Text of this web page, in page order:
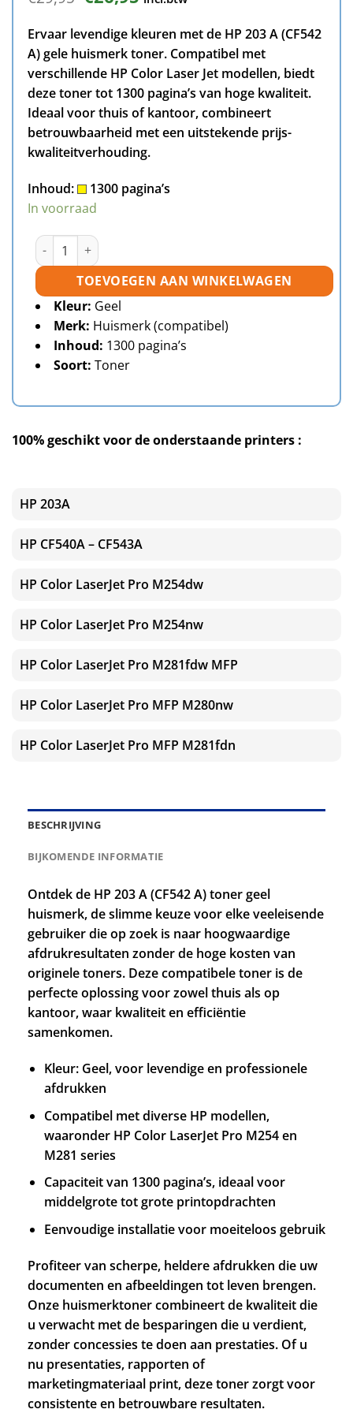
prijs
was:
€29,95.
prijs
is:
€26,95.
Ervaar levendige kleuren met de HP 203 A (CF542
A) gele huismerk toner. Compatibel met
verschillende HP Color Laser Jet modellen, biedt
deze toner tot 1300 pagina’s van hoge kwaliteit.
Ideaal voor thuis of kantoor, combineert
betrouwbaarheid met een uitstekende prijs-
kwaliteitverhouding.
Inhoud:
1300 pagina’s
In voorraad
HP 203A (CF542A) toner geel huismerk aantal
TOEVOEGEN AAN WINKELWAGEN
Kleur: Geel
Merk: Huismerk (compatibel)
Inhoud: 1300 pagina’s
Soort: Toner
100% geschikt voor de onderstaande printers :
HP 203A
HP CF540A – CF543A
HP Color LaserJet Pro M254dw
HP Color LaserJet Pro M254nw
HP Color LaserJet Pro M281fdw MFP
HP Color LaserJet Pro MFP M280nw
HP Color LaserJet Pro MFP M281fdn
BESCHRIJVING
BIJKOMENDE INFORMATIE
Ontdek de HP 203 A (CF542 A) toner geel
huismerk, de slimme keuze voor elke veeleisende
gebruiker die op zoek is naar hoogwaardige
afdrukresultaten zonder de hoge kosten van
originele toners. Deze compatibele toner is de
perfecte oplossing voor zowel thuis als op
kantoor, waar kwaliteit en efficiëntie
samenkomen.
Kleur: Geel, voor levendige en professionele
afdrukken
Compatibel met diverse HP modellen,
waaronder HP Color LaserJet Pro M254 en
M281 series
Capaciteit van 1300 pagina’s, ideaal voor
middelgrote tot grote printopdrachten
Eenvoudige installatie voor moeiteloos gebruik
Profiteer van scherpe, heldere afdrukken die uw
documenten en afbeeldingen tot leven brengen.
Onze huismerktoner combineert de kwaliteit die
u verwacht met de besparingen die u verdient,
zonder concessies te doen aan prestaties. Of u
nu presentaties, rapporten of
marketingmateriaal print, deze toner zorgt voor
consistente en betrouwbare resultaten.